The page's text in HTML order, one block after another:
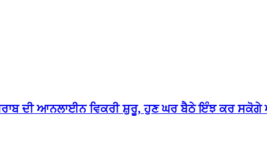
ਦੀ ਆਨਲਾਈਨ ਵਿਕਰੀ ਸ਼ੁਰੂ, ਹੁਣ ਘਰ ਬੈਠੇ ਇੰਝ ਕਰ